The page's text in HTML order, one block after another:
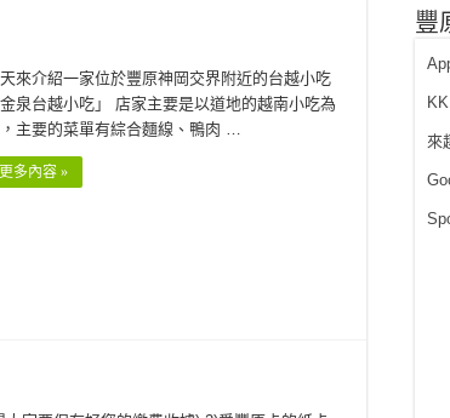
來介紹一家位於豐原神岡交界附近的台越小吃
金泉台越小吃」 店家主要是以道地的越南小吃為
主要的菜單有綜合麵線、鴨肉 …
更多內容 »
豐
來